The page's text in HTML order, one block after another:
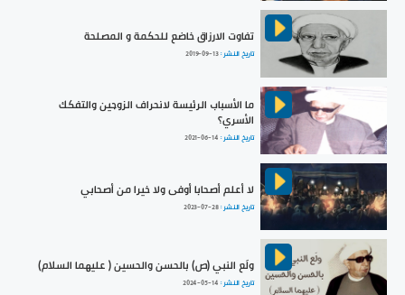
تفاوت الارزاق خاضع للحكمة و المصلحة
تاريخ النشر :2019-09-13
ما الأسباب الرئيسة لانحراف الزوجين والتفكك
الأسري؟
تاريخ النشر : 2021-06-14
لا أعلم أصحابا أوفى ولا خيرا من أصحابي
تاريخ النشر :2023-07-28
ولَع النبي (ص) بالحسن والحسين ( عليهما السلام)
تاريخ النشر : 2024-05-14